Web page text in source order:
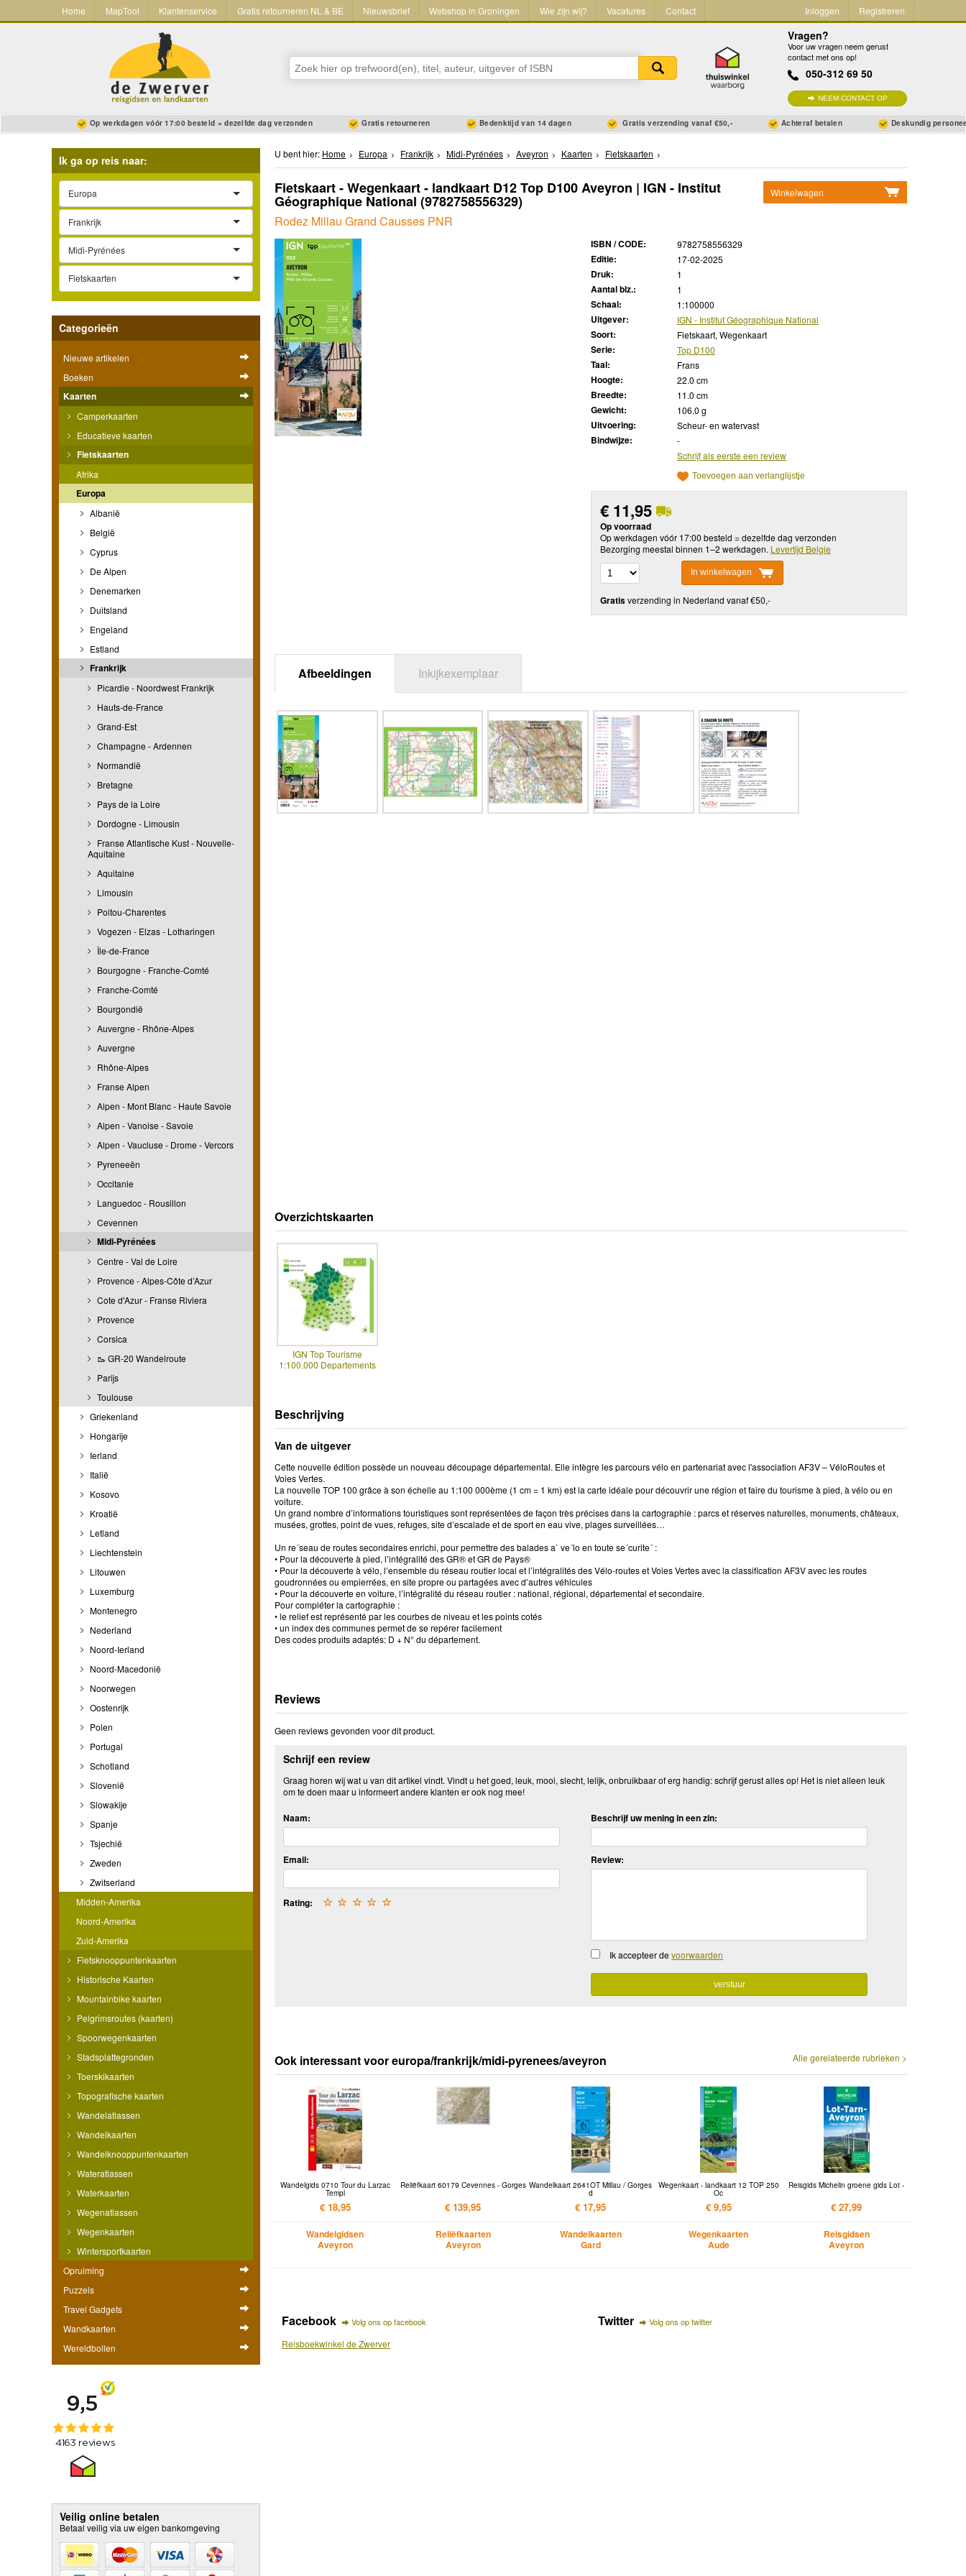
Home MapTool Klantenservice Gratis retourneren NL & BE Nieuwsbrief Webshop in Groningen Wie zijn wij? Vacatures Contact Inloggen Registreren
Vragen?
Voor uw vragen neem gerust
contact met ons op!
050-312 69 50
NEEM CONTACT OP
Op werkdagen vóór 17:00 besteld = dezelfde dag verzonden Gratis retourneren Bedenktijd van 14 dagen Gratis verzending vanaf €50,- Achteraf betalen Deskundig
Ik ga op reis naar:
Europa
Frankrijk
Midi-Pyrénées
Fietskaarten
Categorieën
Nieuwe artikelen
Boeken
Kaarten
Camperkaarten
Educatieve kaarten
Fietskaarten
Afrika
Europa
Albanië
België
Cyprus
De Alpen
Denemarken
Duitsland
Engeland
Estland
Frankrijk
Picardie - Noordwest Frankrijk
Hauts-de-France
Grand-Est
Champagne - Ardennen
Normandië
Bretagne
Pays de la Loire
Dordogne - Limousin
Franse Atlantische Kust - Nouvelle-
Aquitaine
Aquitaine
Limousin
Poitou-Charentes
Vogezen - Elzas - Lotharingen
Île-de-France
Bourgogne - Franche-Comté
Franche-Comté
Bourgondië
Auvergne - Rhône-Alpes
Auvergne
Rhône-Alpes
Franse Alpen
Alpen - Mont Blanc - Haute Savoie
Alpen - Vanoise - Savoie
Alpen - Vaucluse - Drome - Vercors
Pyreneeën
Occitanie
Languedoc - Rousillon
Cevennen
Midi-Pyrénées
Centre - Val de Loire
Provence - Alpes-Côte d’Azur
Cote d'Azur - Franse Riviera
Provence
Corsica
🥾 GR-20 Wandelroute
Parijs
Toulouse
Griekenland
Hongarije
Ierland
Italië
Kosovo
Kroatië
Letland
Liechtenstein
Litouwen
Luxemburg
Montenegro
Nederland
Noord-Ierland
Noord-Macedonië
Noorwegen
Oostenrijk
Polen
Portugal
Schotland
Slovenië
Slowakije
Spanje
Tsjechië
Zweden
Zwitserland
Midden-Amerika
Noord-Amerika
Zuid-Amerika
Fietsknooppuntenkaarten
Historische Kaarten
Mountainbike kaarten
Pelgrimsroutes (kaarten)
Spoorwegenkaarten
Stadsplattegronden
Toerskikaarten
Topografische kaarten
Wandelatlassen
Wandelkaarten
Wandelknooppuntenkaarten
Wateratlassen
Waterkaarten
Wegenatlassen
Wegenkaarten
Wintersportkaarten
Opruiming
Puzzels
Travel Gadgets
Wandkaarten
Wereldbollen
Veilig online betalen
Betaal veilig via uw eigen bankomgeving
U bent hier: Home Europa Frankrijk Midi-Pyrénées Aveyron Kaarten Fietskaarten
Winkelwagen
Fietskaart - Wegenkaart - landkaart D12 Top D100 Aveyron | IGN - Institut
Géographique National (9782758556329)
Rodez Millau Grand Causses PNR
ISBN / CODE: 9782758556329
Editie: 17-02-2025
Druk: 1
Aantal blz.: 1
Schaal: 1:100000
Uitgever: IGN - Institut Géographique National
Soort: Fietskaart, Wegenkaart
Serie: Top D100
Taal: Frans
Hoogte: 22.0 cm
Breedte: 11.0 cm
Gewicht: 106.0 g
Uitvoering: Scheur- en watervast
Bindwijze:
-
Schrijf als eerste een review
Toevoegen aan verlanglijstje
€ 11,95
Op voorraad
Op werkdagen vóór 17:00 besteld = dezelfde dag verzonden
Bezorging meestal binnen 1–2 werkdagen. Levertijd Belgie
In winkelwagen
Gratisverzending in Nederland vanaf €50,-
Afbeeldingen Inkijkexemplaar
Overzichtskaarten
IGN Top Tourisme
1:100.000 Departements
Beschrijving
Van de uitgever
Cette nouvelle édition possède un nouveau découpage départemental. Elle intègre les parcours vélo en partenariat avec l'association AF3V – VéloRoutes et
Voies Vertes.
La nouvelle TOP 100 grâce à son échelle au 1:100 000ème (1 cm = 1 km) est la carte idéale pour découvrir une région et faire du tourisme à pied, à vélo ou en
voiture.
Un grand nombre d’informations touristiques sont représentées de façon très précises dans la cartographie : parcs et réserves naturelles, monuments, châteaux,
musées, grottes, point de vues, refuges, site d’escalade et de sport en eau vive, plages surveillées…
Un re´seau de routes secondaires enrichi, pour permettre des balades a` ve´lo en toute se´curite´ :
• Pour la découverte à pied, l’intégralité des GR® et GR de Pays®
• Pour la découverte à vélo, l’ensemble du réseau routier local et l’intégralités des Vélo-routes et Voies Vertes avec la classification AF3V avec les routes
goudronnées ou empierrées, en site propre ou partagées avec d’autres véhicules
• Pour la découverte en voiture, l’intégralité du réseau routier : national, régional, départemental et secondaire.
Pour compléter la cartographie :
• le relief est représenté par les courbes de niveau et les points cotés
• un index des communes permet de se repérer facilement
Des codes produits adaptés: D + N° du département.
Reviews
Geen reviews gevonden voor dit product.
Schrijf een review
Graag horen wij wat u van dit artikel vindt. Vindt u het goed, leuk, mooi, slecht, lelijk, onbruikbaar of erg handig: schrijf gerust alles op! Het is niet alleen leuk
om te doen maar u informeert andere klanten er ook nog mee!
Naam:
Email:
Rating: ☆
☆
☆
☆
☆
Beschrijf uw mening in een zin:
Review:
Ik accepteer devoorwaarden
Alle gerelateerde rubrieken >
Ook interessant voor europa/frankrijk/midi-pyrenees/aveyron
Wandelgids 0710 Tour du Larzac
Templ
€ 18,95
Wandelgidsen
Aveyron
Reliëfkaart 60179 Cevennes - Gorges
€ 139,95
Reliëfkaarten
Aveyron
Wandelkaart 2641OT Millau / Gorges
d
€ 17,95
Wandelkaarten
Gard
Wegenkaart - landkaart 12 TOP 250
Oc
€ 9,95
Wegenkaarten
Aude
Reisgids Michelin groene gids Lot -
€ 27,99
Reisgidsen
Aveyron
Facebook Volg ons op facebook
Reisboekwinkel de Zwerver
Twitter Volg ons op twitter